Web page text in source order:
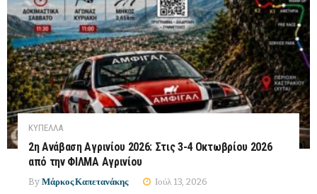
ΚΎΠΕΛΛΑ
2η Ανάβαση Αγρινίου 2026: Στις 3-4 Οκτωβρίου 2026
από την ΦΙΛΜΑ Αγρινίου
By Μάρκος Καπετανάκης Ιούλ 13, 2026